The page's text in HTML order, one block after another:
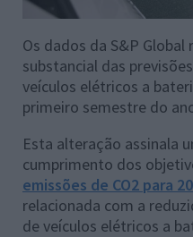
Os dados da S&P
substancial das
veículos elétricos a
primeiro semestre do
Esta alteração assinala
cumprimento dos
emissões de CO2 para
relacionada com a
de veículos elétricos a